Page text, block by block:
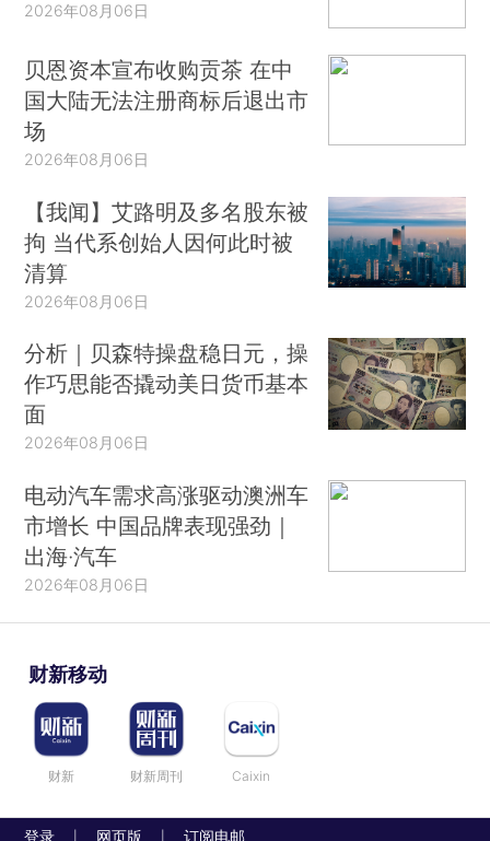
2026年08月06日
贝恩资本宣布收购贡茶 在中
国大陆无法注册商标后退出市
场
2026年08月06日
【我闻】艾路明及多名股东被
拘 当代系创始人因何此时被
清算
2026年08月06日
分析｜贝森特操盘稳日元，操
作巧思能否撬动美日货币基本
面
2026年08月06日
电动汽车需求高涨驱动澳洲车
市增长 中国品牌表现强劲｜
出海·汽车
2026年08月06日
财新移动
财新 财新周刊 Caixin
登录 网页版 订阅电邮